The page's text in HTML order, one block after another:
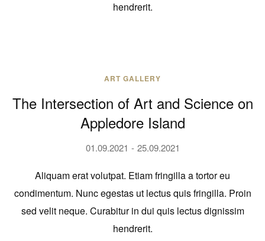
hendrerit.
ART GALLERY
The Intersection of Art and Science on
Appledore Island
01.09.2021 25.09.2021
Aliquam erat volutpat. Etiam fringilla a tortor eu
condimentum. Nunc egestas ut lectus quis fringilla. Proin
sed velit neque. Curabitur in dui quis lectus dignissim
hendrerit.